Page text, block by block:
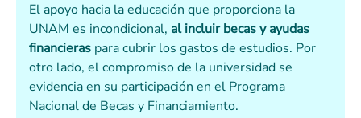
El apoyo hacia la educación que proporciona la
UNAM es incondicional, al incluir becas y ayudas
financieras para cubrir los gastos de estudios. Por
otro lado, el compromiso de la universidad se
evidencia en su participación en el Programa
Nacional de Becas y Financiamiento.